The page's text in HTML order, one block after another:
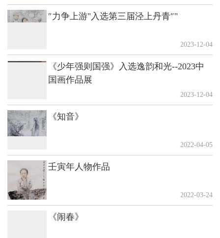
″力争上游"入选第三届泾上丹青″"
2023-12-04
《少年强则国强》入选逸韵和光--2023中
国画作品展
2023-12-04
《知音》
2022-04-05
壬寅年人物作品
2022-03-24
《闹春》